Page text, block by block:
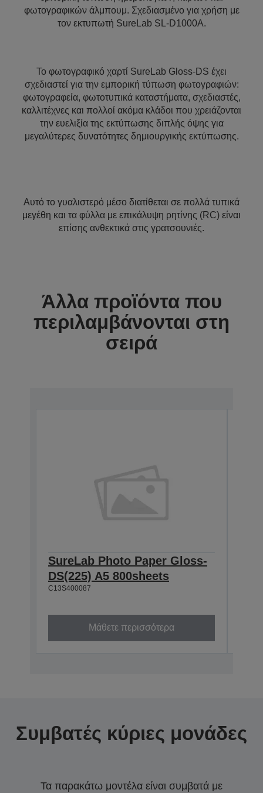
φωτογραφικών άλμπουμ. Σχεδιασμένο για χρήση με
τον εκτυπωτή SureLab SL-D1000A.
Το φωτογραφικό χαρτί SureLab Gloss-DS έχει
σχεδιαστεί για την εμπορική τύπωση φωτογραφιών:
φωτογραφεία, φωτοτυπικά καταστήματα, σχεδιαστές,
καλλιτέχνες και πολλοί ακόμα κλάδοι που χρειάζονται
την ευελιξία της εκτύπωσης διπλής όψης για
μεγαλύτερες δυνατότητες δημιουργικής εκτύπωσης.
Αυτό το γυαλιστερό μέσο διατίθεται σε πολλά τυπικά
μεγέθη και τα φύλλα με επικάλυψη ρητίνης (RC) είναι
επίσης ανθεκτικά στις γρατσουνιές.
Άλλα προϊόντα που
περιλαμβάνονται στη
σειρά
SureLab Photo Paper Gloss-
DS(225) A5 800sheets
C13S400087
Μάθετε περισσότερα
Συμβατές κύριες μονάδες
Τα παρακάτω μοντέλα είναι συμβατά με